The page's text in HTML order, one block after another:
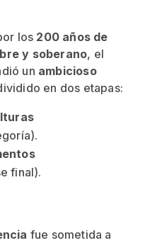
los 200 años de
y soberano, el
un ambicioso
en dos etapas:
final).
fue sometida a